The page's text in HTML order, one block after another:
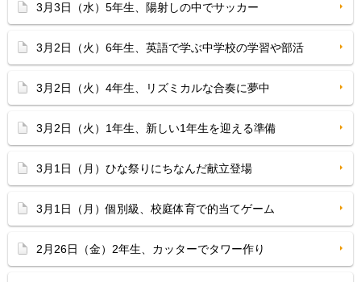
3月3日（水）5年生、陽射しの中でサッカー
3月2日（火）6年生、英語で学ぶ中学校の学習や部活
3月2日（火）4年生、リズミカルな合奏に夢中
3月2日（火）1年生、新しい1年生を迎える準備
3月1日（月）ひな祭りにちなんだ献立登場
3月1日（月）個別級、校庭体育で的当てゲーム
2月26日（金）2年生、カッターでタワー作り